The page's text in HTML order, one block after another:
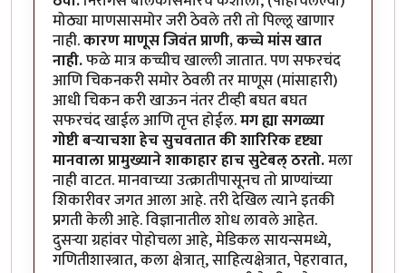
मोठ्या माणसासमोर जरी ठेवले तरी तो पिल्लू खाणार
नाही.कारण माणूस जिवंत प्राणी, कच्चे मांस खात
नाही.फळे मात्र कच्चीच खाल्ली जातात. पण सफरचंद
आणि चिकनकरी समोर ठेवली तर माणूस (मांसाहारी)
आधी चिकन करी खाऊन नंतर टीव्ही बघत बघत
सफरचंद खाईल आणि तृप्त होईल.मग ह्या सगळ्या
गोष्टी बर्‍याचशा हेच सुचवतात की शारिरिक दृष्ट्या
मानवाला प्रामुख्याने शाकाहार हाच सुटेबल् ठरतो.मला
नाही वाटत. मानवाच्या उत्क्रातीपासूनच तो प्राण्यांच्या
शिकारीवर जगत आला आहे. तरी देखिल त्याने इतकी
प्रगती केली आहे. विज्ञानातील शोध लावले आहेत.
दुसर्‍या ग्रहांवर पोहोचला आहे, मेडिकल सायन्समध्ये,
गणितीशास्त्रात, कला क्षेत्रात्, साहित्यक्षेत्रात, पेहरावात,